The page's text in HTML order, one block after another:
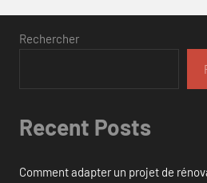
Rechercher
Recent Posts
Comment adapter un projet de